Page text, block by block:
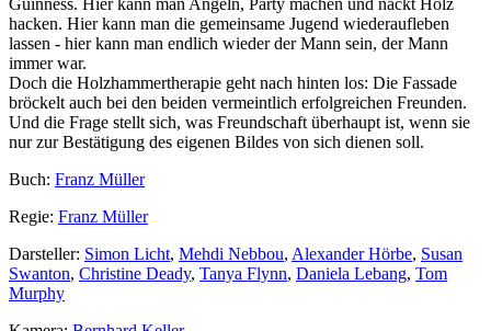
hacken. Hier kann man die gemeinsame Jugend wiederaufleben
lassen - hier kann man endlich wieder der Mann sein, der Mann
immer war.
Doch die Holzhammertherapie geht nach hinten los: Die Fassade
bröckelt auch bei den beiden vermeintlich erfolgreichen Freunden.
Und die Frage stellt sich, was Freundschaft überhaupt ist, wenn sie
nur zur Bestätigung des eigenen Bildes von sich dienen soll.
Buch: Franz Müller
Regie: Franz Müller
Darsteller: Simon Licht, Mehdi Nebbou, Alexander Hörbe, Susan
Swanton, Christine Deady, Tanya Flynn, Daniela Lebang, Tom
Murphy